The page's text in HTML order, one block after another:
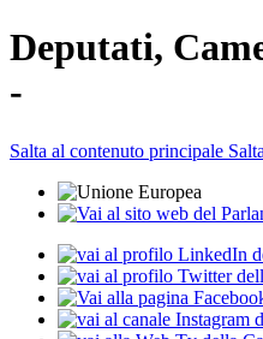
Deputati,
-
Salta al contenuto principale